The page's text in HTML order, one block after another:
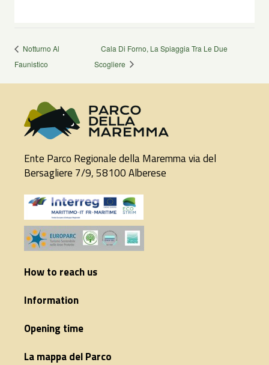
Notturno Al
Faunistico
Cala Di Forno, La Spiaggia Tra Le Due
Scogliere
Ente Parco Regionale della Maremma via del
Bersagliere 7/9, 58100 Alberese
How to reach us
Information
Opening time
La mappa del Parco